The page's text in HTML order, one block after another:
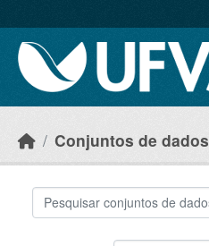
Conjuntos de dados